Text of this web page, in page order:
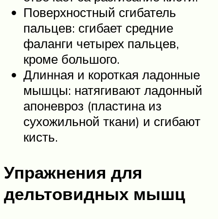
Поверхностный сгибатель
пальцев: сгибает средние
фаланги четырех пальцев,
кроме большого.
Длинная и короткая ладонные
мышцы: натягивают ладонный
апоневроз (пластина из
сухожильной ткани) и сгибают
кисть.
Упражнения для
дельтовидных мышц